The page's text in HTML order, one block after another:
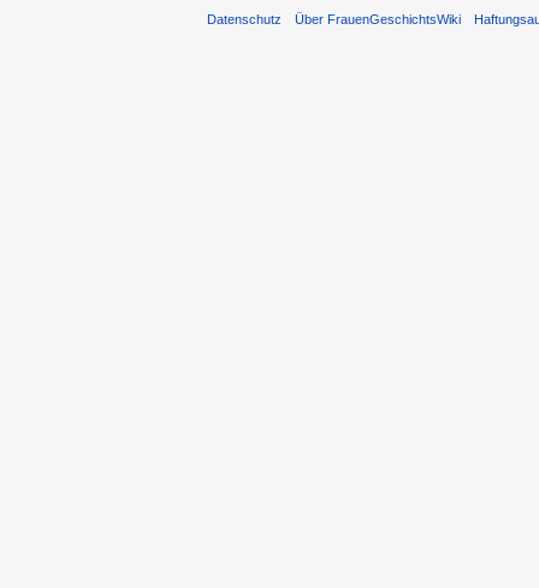
Datenschutz Über FrauenGeschichtsWiki